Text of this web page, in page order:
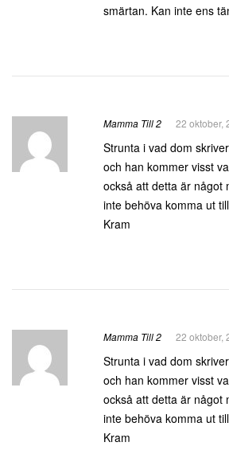
smärtan. Kan inte ens
Mamma Till 2 22 oktober,
Strunta i vad dom
och han kommer visst
också att detta är något
inte behöva komma ut
Kram
Mamma Till 2 22 oktober,
Strunta i vad dom
och han kommer visst
också att detta är något
inte behöva komma ut
Kram